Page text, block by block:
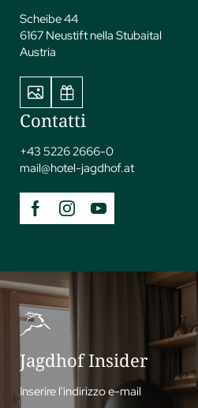
Scheibe 44
6167 Neustift nella Stubaital
Austria
Contatti
+43 5226 2666-0
mail@hotel-jagdhof.at
Jagdhof Insider
Inserire l'indirizzo e-mail